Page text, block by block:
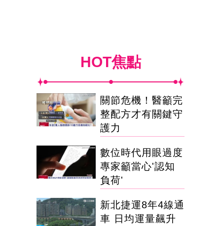
HOT焦點
關節危機！醫籲完
整配方才有關鍵守
護力
數位時代用眼過度
專家籲當心'認知
負荷'
新北捷運8年4線通
車 日均運量飆升